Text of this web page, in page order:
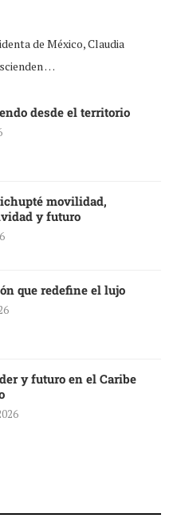
de México, Claudia
…
desde el territorio
movilidad,
y futuro
que redefine el lujo
y futuro en el Caribe